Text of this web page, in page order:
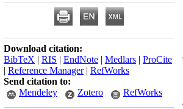
Download citation:
BibTeX | RIS | EndNote | Medlars | ProCite
| Reference Manager| RefWorks
Send citation to:
Mendeley
Zotero RefWorks